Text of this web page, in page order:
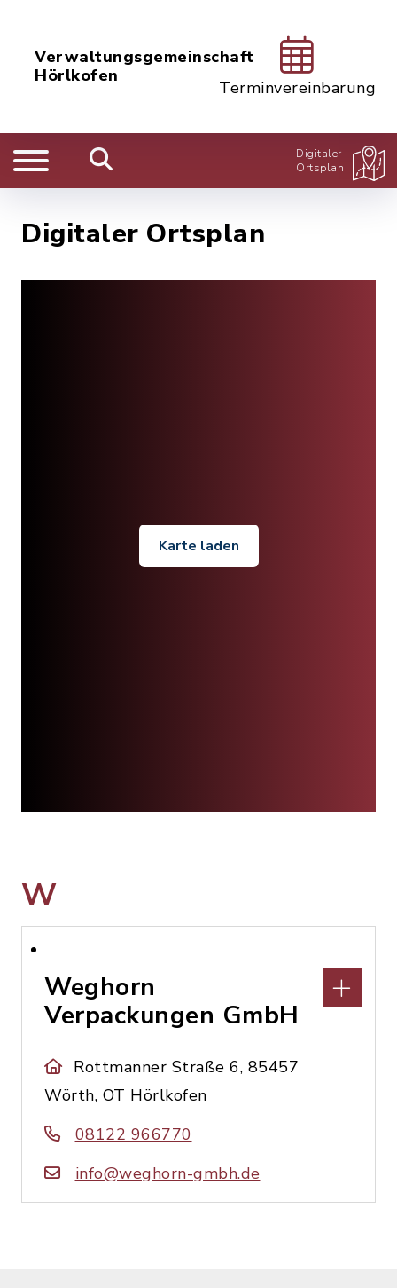
Verwaltungsgemeinschaft
Hörlkofen
Terminvereinbarung
Digitaler
Ortsplan
Digitaler Ortsplan
Karte laden
W
Weghorn
Verpackungen GmbH
Rottmanner Straße 6, 85457
Wörth, OT Hörlkofen
08122 966770
info@weghorn-gmbh.de